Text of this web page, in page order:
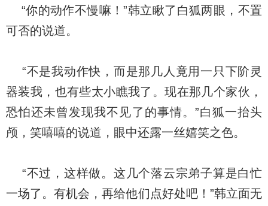
“你的动作不慢嘛！”韩立瞅了白狐两眼，不置
可否的说道。
“不是我动作快，而是那几人竟用一只下阶灵
器装我，也有些太小瞧我了。现在那几个家伙，
恐怕还未曾发现我不见了的事情。”白狐一抬头
颅，笑嘻嘻的说道，眼中还露一丝嬉笑之色。
“不过，这样做。这几个落云宗弟子算是白忙
一场了。有机会，再给他们点好处吧！”韩立面无